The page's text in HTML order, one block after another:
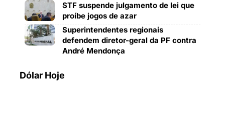
STF suspende julgamento de lei que
proíbe jogos de azar
Superintendentes regionais
defendem diretor-geral da PF contra
André Mendonça
Dólar Hoje